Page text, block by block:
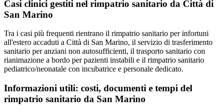
Casi clinici gestiti nel rimpatrio sanitario da Città di
San Marino
Tra i casi più frequenti rientrano il rimpatrio sanitario per infortuni
all'estero accaduti a Città di San Marino, il servizio di trasferimento
sanitario per anziani non autosufficienti, il trasporto sanitario con
rianimazione a bordo per pazienti instabili e il rimpatrio sanitario
pediatrico/neonatale con incubatrice e personale dedicato.
Informazioni utili: costi, documenti e tempi del
rimpatrio sanitario da San Marino